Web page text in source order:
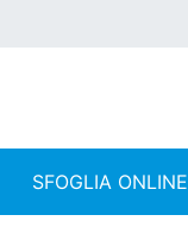
SFOGLIA ONLINE